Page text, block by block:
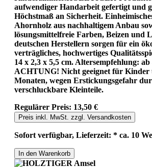
aufwendiger Handarbeit gefertigt und
Höchstmaß an Sicherheit.
Ahornholz aus nachhaltigem Anbau
lösungsmittelfreie Farben, Beizen und
deutschen Herstellern sorgen für ein
verträgliches, hochwertiges
14 x 2,3 x 5,5 cm. Altersempfehlung:
ACHTUNG! Nicht geeignet für Kinder
Monaten, wegen Erstickungsgefahr
verschluckbare Kleinteile.
Regulärer Preis: 13,50 €
Preis inkl. MwSt. zzgl. Versandkosten
Sofort verfügbar, Lieferzeit: * ca. 10
In den Warenkorb